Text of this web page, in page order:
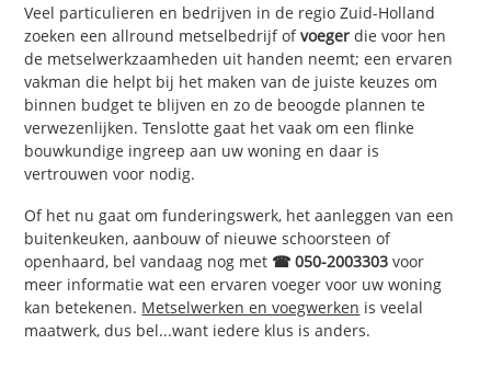
Veel particulieren en bedrijven in de regio Zuid-Holland
zoeken een allround metselbedrijf ofvoeger die voor hen
de metselwerkzaamheden uit handen neemt; een ervaren
vakman die helpt bij het maken van de juiste keuzes om
binnen budget te blijven en zo de beoogde plannen te
verwezenlijken. Tenslotte gaat het vaak om een flinke
bouwkundige ingreep aan uw woning en daar is
vertrouwen voor nodig.
Of het nu gaat om funderingswerk, het aanleggen van een
buitenkeuken, aanbouw of nieuwe schoorsteen of
openhaard, bel vandaag nog met ☎ 050-2003303 voor
meer informatie wat een ervaren voeger voor uw woning
kan betekenen. Metselwerken en voegwerken is veelal
maatwerk, dus bel...want iedere klus is anders.